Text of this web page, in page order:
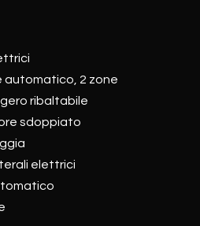
automatico, 2 zone
ribaltabile
sdoppiato
elettrici